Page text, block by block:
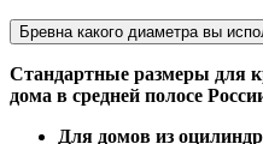
Бревна какого диаметра вы
Стандартные размеры для
дома в средней полосе
Для домов из